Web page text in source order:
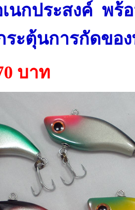
เนกประสงค์ พร้
ระตุ้นการกัดขอ
บาท